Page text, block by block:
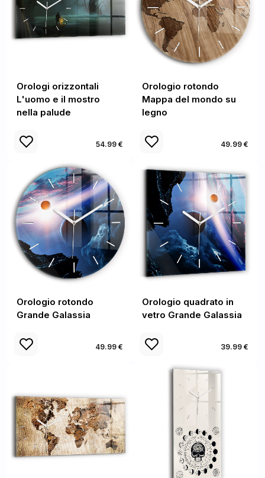
Orologi orizzontali
L'uomo e il mostro
nella palude
54.99 €
Orologio rotondo
Mappa del mondo su
legno
49.99 €
Orologio rotondo
Grande Galassia
49.99 €
Orologio quadrato in
vetro Grande Galassia
39.99 €